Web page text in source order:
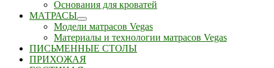
Основания для кроватей
МАТРАСЫ
Модели матрасов Vegas
Материалы и технологии матрасов Vegas
ПИСЬМЕННЫЕ СТОЛЫ
ПРИХОЖАЯ